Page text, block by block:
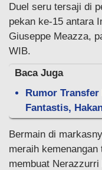
Duel seru tersaji di
pekan ke-15 antara
Giuseppe Meazza,
WIB.
Baca Juga
Rumor
Fantastis,
Bermain di
meraih
membuat